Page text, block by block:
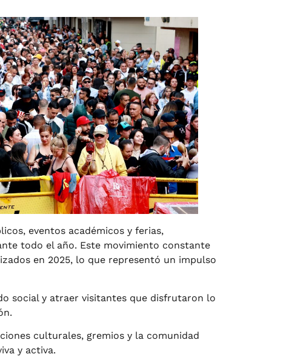
eventos académicos y ferias,
todo el año. Este movimiento constante
en 2025, lo que representó un impulso
social y atraer visitantes que disfrutaron lo
culturales, gremios y la comunidad
y activa.